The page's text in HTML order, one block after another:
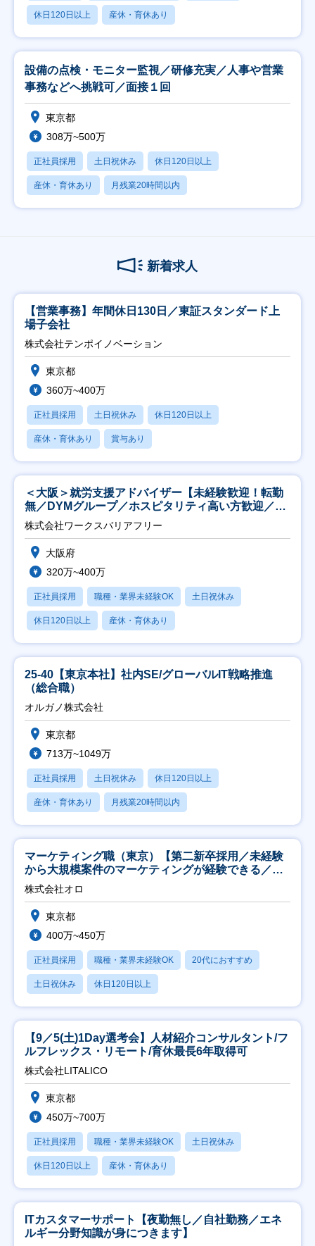
休日120日以上 産休・育休あり
設備の点検・モニター監視／研修充実／人事や営業
事務などへ挑戦可／面接１回
東京都
308万~500万
正社員採用 土日祝休み 休日120日以上
産休・育休あり 月残業20時間以内
新着求人
【営業事務】年間休日130日／東証スタンダード上
場子会社
株式会社テンポイノベーション
東京都
360万~400万
正社員採用 土日祝休み 休日120日以上
産休・育休あり 賞与あり
＜大阪＞就労支援アドバイザー【未経験歓迎！転勤
無／DYMグループ／ホスピタリティ高い方歓迎／土
日祝】
株式会社ワークスバリアフリー
大阪府
320万~400万
正社員採用 職種・業界未経験OK 土日祝休み
休日120日以上 産休・育休あり
25-40【東京本社】社内SE/グローバルIT戦略推進
（総合職）
オルガノ株式会社
東京都
713万~1049万
正社員採用 土日祝休み 休日120日以上
産休・育休あり 月残業20時間以内
マーケティング職（東京）【第二新卒採用／未経験
から大規模案件のマーケティングが経験できる／研
修充実】
株式会社オロ
東京都
400万~450万
正社員採用 職種・業界未経験OK 20代におすすめ
土日祝休み 休日120日以上
【9／5(土)1Day選考会】人材紹介コンサルタント/フ
ルフレックス・リモート/育休最長6年取得可
株式会社LITALICO
東京都
450万~700万
正社員採用 職種・業界未経験OK 土日祝休み
休日120日以上 産休・育休あり
ITカスタマーサポート【夜勤無し／自社勤務／エネ
ルギー分野知識が身につきます】